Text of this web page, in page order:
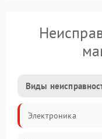
Виды
Электроника